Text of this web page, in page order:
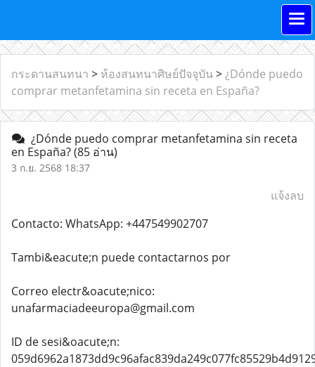
กระดานสนทนา > ห้องสนทนาศิษย์ปัจจุบัน>¿Dónde puedo
comprar metanfetamina sin receta en España?
¿Dónde puedo comprar metanfetamina sin receta
en España?(85 อ่าน)
3 ก.ย. 2568 18:37
แจ้งลบ
Contacto: WhatsApp: +447549902707
Tambi&eacute;n puede contactarnos por
Correo electr&oacute;nico:
unafarmaciadeeuropa@gmail.com
ID de sesi&oacute;n: